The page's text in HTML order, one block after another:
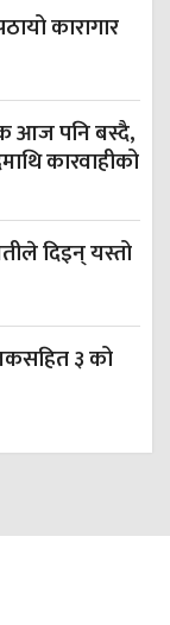
कारागार
आज पनि बस्दै,
कारवाहीको
दिइन् यस्तो
३ को